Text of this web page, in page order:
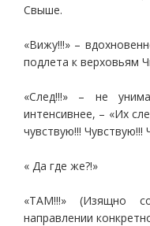
Свыше.
«Вижу!!!» –
подлета к верховьям
«След!!!» – не
интенсивнее, – «Их
чувствую!!!
« Да где же?!»
«ТАМ!!!» (Изящно
направлении